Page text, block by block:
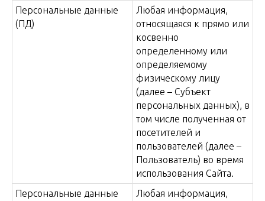
Персональные данные
(ПД)
Любая информация,
относящаяся к прямо или
косвенно
определенному или
определяемому
физическому лицу
(далее – Субъект
персональных данных), в
том числе полученная от
посетителей и
пользователей (далее –
Пользователь) во время
использования Сайта.
Персональные данные
Любая информация,